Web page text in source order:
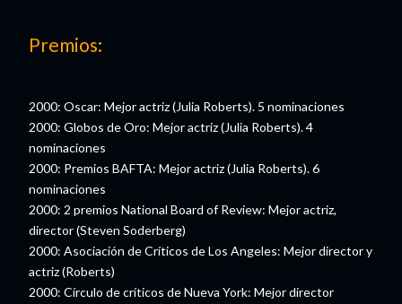
Premios:
2000: Oscar: Mejor actriz (Julia Roberts). 5 nominaciones
2000: Globos de Oro: Mejor actriz (Julia Roberts). 4
nominaciones
2000: Premios BAFTA: Mejor actriz (Julia Roberts). 6
nominaciones
2000: 2 premios National Board of Review: Mejor actriz,
director (Steven Soderberg)
2000: Asociación de Críticos de Los Angeles: Mejor director y
actriz (Roberts)
2000: Círculo de críticos de Nueva York: Mejor director